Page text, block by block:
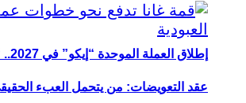
عقد التعويضات: من يتحمل العبء